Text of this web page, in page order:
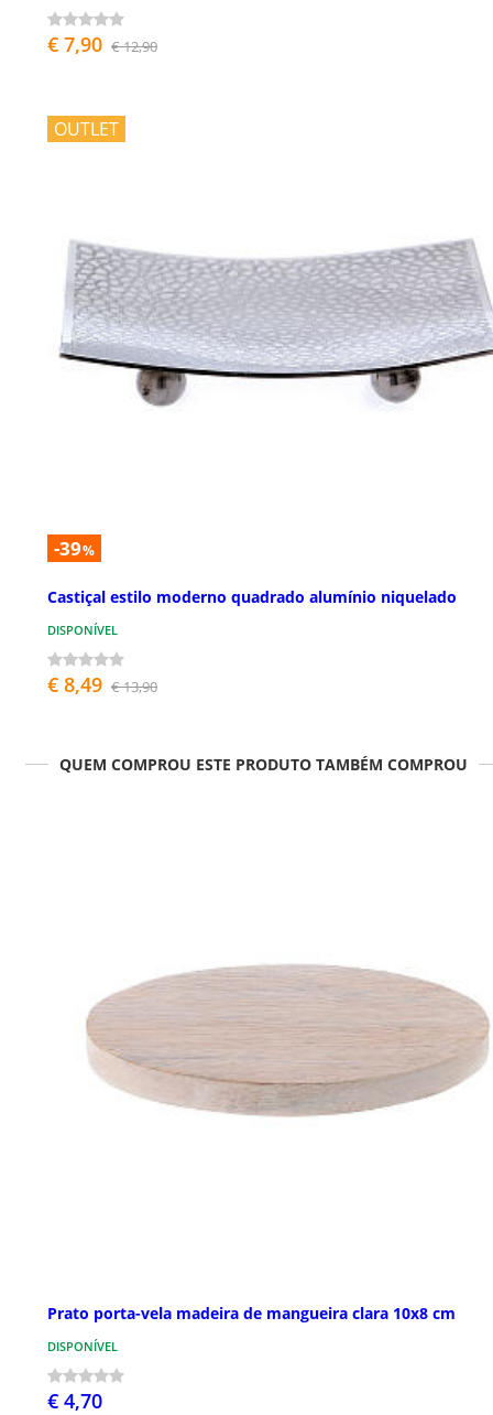
€ 7,90 € 12,90
OUTLET
-39%
Castiçal estilo moderno quadrado alumínio niquelado
DISPONÍVEL
€ 8,49 € 13,90
QUEM COMPROU ESTE PRODUTO TAMBÉM COMPROU
Prato porta-vela madeira de mangueira clara 10x8 cm
DISPONÍVEL
€ 4,70